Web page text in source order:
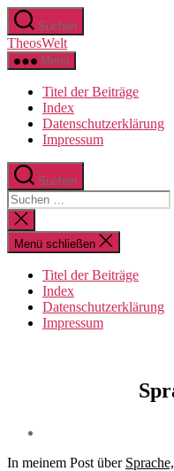
Zum
Inhalt
springen
Suchen
TheosWelt
Menü
Titel der Beiträge
Index
Datenschutzerklärung
Impressum
Suchen
Suchen
nach:
Suche
schließen
Menü schließen
Titel der Beiträge
Index
Datenschutzerklärung
Impressum
In meinem Post über